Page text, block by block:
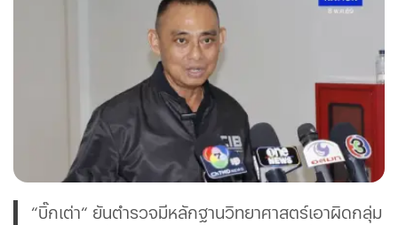
“บิ๊กเต่า“ ยันตำรวจมีหลักฐานวิทยาศาสตร์เอาผิดกลุ่ม